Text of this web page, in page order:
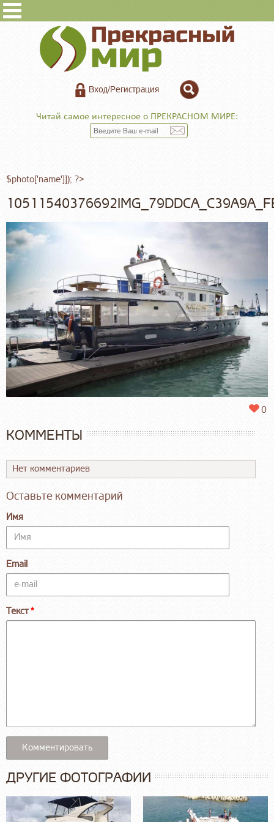
Вход/Регистрация
Читай самое интересное о ПРЕКРАСНОМ МИРЕ:
$photo['name']]); ?>
0
КОММЕНТЫ
Нет комментариев
Оставьте комментарий
Имя
Email
Текст
ДРУГИЕ ФОТОГРАФИИ